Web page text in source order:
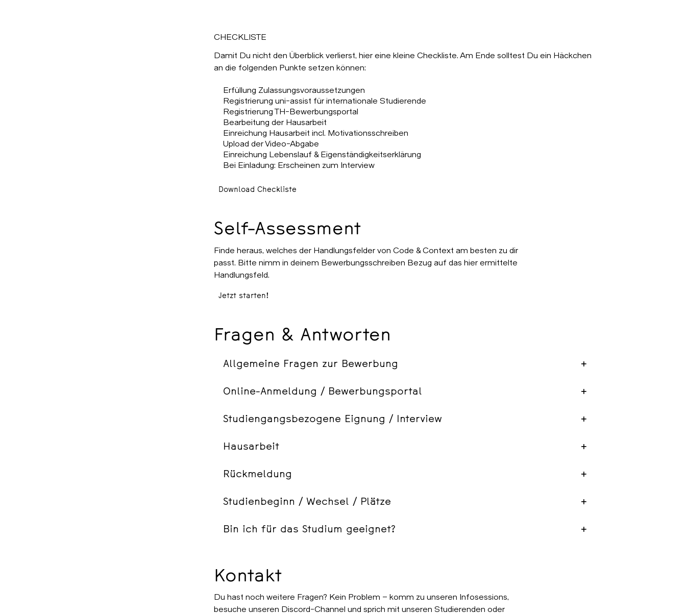
CHECKLISTE
Damit Du nicht den Überblick verlierst, hier eine kleine Checkliste. Am Ende solltest Du ein Häckchen
an die folgenden Punkte setzen können:
Erfüllung Zulassungsvoraussetzungen
Registrierung uni-assist für internationale Studierende
Registrierung TH-Bewerbungsportal
Bearbeitung der Hausarbeit
Einreichung Hausarbeit incl. Motivationsschreiben
Upload der Video-Abgabe
Einreichung Lebenslauf & Eigenständigkeitserklärung
Bei Einladung: Erscheinen zum Interview
Download Checkliste
Self-Assessment
Finde heraus, welches der Handlungsfelder von Code & Context am besten zu dir
passt. Bitte nimm in deinem Bewerbungsschreiben Bezug auf das hier ermittelte
Handlungsfeld.
Jetzt starten!
Fragen & Antworten
Allgemeine Fragen zur Bewerbung
Online-Anmeldung / Bewerbungsportal
Studiengangsbezogene Eignung / Interview
Hausarbeit
Rückmeldung
Studienbeginn / Wechsel / Plätze
Bin ich für das Studium geeignet?
Kontakt
Du hast noch weitere Fragen? Kein Problem – komm zu unseren Infosessions,
besuche unseren Discord-Channel und sprich mit unseren Studierenden oder